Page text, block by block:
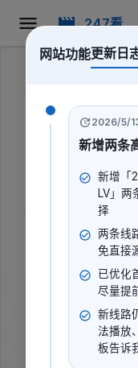
247看
结
网站功能更新日
2026/5/
新增两条
新增「
LV」两
择
两条线
免直接
已优化
尽量提
新线路
法播放
板告诉